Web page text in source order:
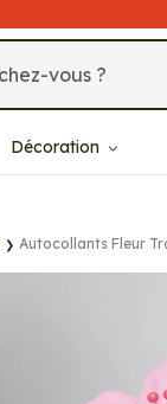
Décoration
Autocollants Fleur